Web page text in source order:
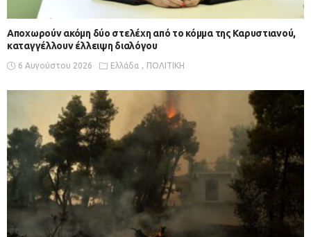
Αποχωρούν ακόμη δύο στελέχη από το κόμμα της Καρυστιανού,
καταγγέλλουν έλλειψη διαλόγου
6 Αυγούστου 2026 Ελλάδα ΠΟΛΙΤΙΚΗ